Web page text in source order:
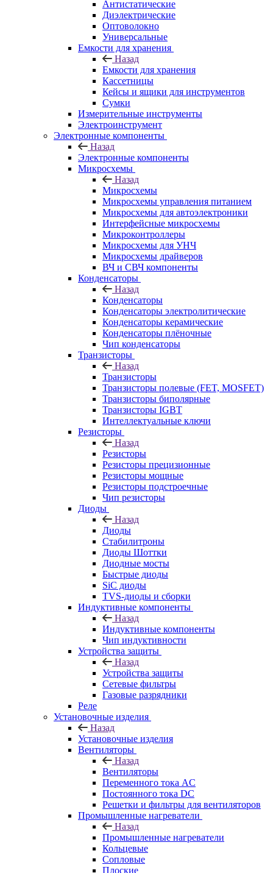
Антистатические
Диэлектрические
Оптоволокно
Универсальные
Емкости для хранения
Назад
Емкости для хранения
Кассетницы
Кейсы и ящики для инструментов
Сумки
Измерительные инструменты
Электроинструмент
Электронные компоненты
Назад
Электронные компоненты
Микросхемы
Назад
Микросхемы
Микросхемы управления питанием
Микросхемы для автоэлектроники
Интерфейсные микросхемы
Микроконтроллеры
Микросхемы для УНЧ
Микросхемы драйверов
ВЧ и СВЧ компоненты
Конденсаторы
Назад
Конденсаторы
Конденсаторы электролитические
Конденсаторы керамические
Конденсаторы плёночные
Чип конденсаторы
Транзисторы
Назад
Транзисторы
Транзисторы полевые (FET, MOSFET)
Транзисторы биполярные
Транзисторы IGBT
Интеллектуальные ключи
Резисторы
Назад
Резисторы
Резисторы прецизионные
Резисторы мощные
Резисторы подстроечные
Чип резисторы
Диоды
Назад
Диоды
Стабилитроны
Диоды Шоттки
Диодные мосты
Быстрые диоды
SiC диоды
TVS-диоды и сборки
Индуктивные компоненты
Назад
Индуктивные компоненты
Чип индуктивности
Устройства защиты
Назад
Устройства защиты
Сетевые фильтры
Газовые разрядники
Реле
Установочные изделия
Назад
Установочные изделия
Вентиляторы
Назад
Вентиляторы
Переменного тока AC
Постоянного тока DC
Решетки и фильтры для вентиляторов
Промышленные нагреватели
Назад
Промышленные нагреватели
Кольцевые
Сопловые
Плоские